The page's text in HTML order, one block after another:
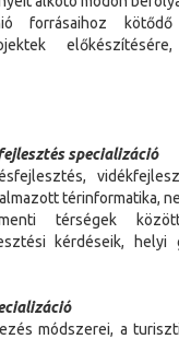
forrásaihoz
specializáció
térinformatika,
térségek
kérdéseik, helyi
módszerei, a